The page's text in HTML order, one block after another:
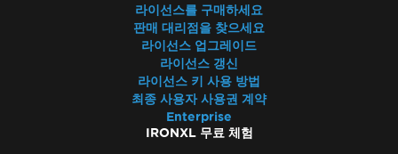
라이선스를 구매하세요
판매 대리점을 찾으세요
라이선스 업그레이드
라이선스 갱신
라이선스 키 사용 방법
최종 사용자 사용권 계약
Enterprise
IRONXL 무료 체험